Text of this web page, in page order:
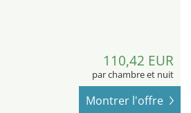
110,42 EUR
par chambre et nuit
Montrer l'offre